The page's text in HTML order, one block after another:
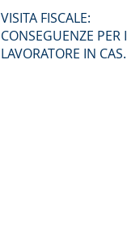
VISITA FISCALE:
CONSEGUENZE PER IL
LAVORATORE IN CASO